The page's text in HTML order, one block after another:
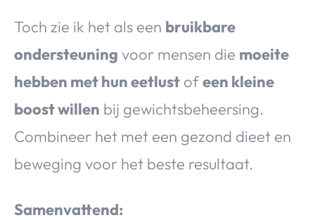
Toch zie ik het als een bruikbare
ondersteuning voor mensen die moeite
hebben met hun eetlust ofeen kleine
boost willen bij gewichtsbeheersing.
Combineer het met een gezond dieet en
beweging voor het beste resultaat.
Samenvattend: